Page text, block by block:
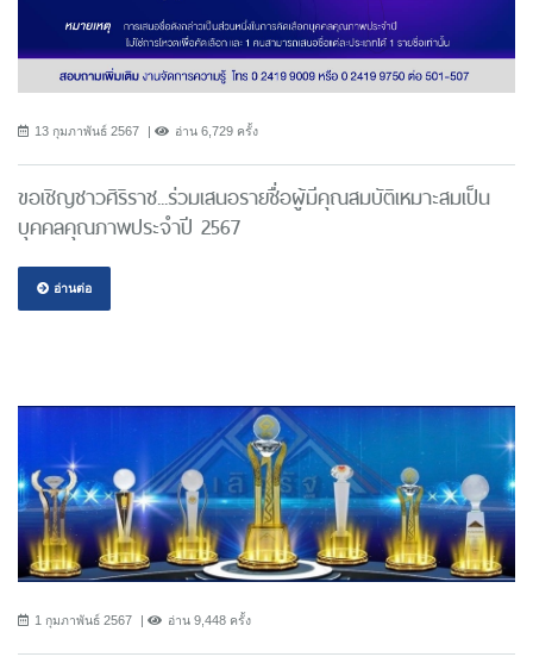
13 กุมภาพันธ์ 2567 อ่าน 6,729 ครั้ง
ขอเชิญชาวศิริราช...ร่วมเสนอรายชื่อผู้มีคุณสมบัติเหมาะสมเป็น
บุคคลคุณภาพประจำปี 2567
อ่านต่อ
1 กุมภาพันธ์ 2567 อ่าน 9,448 ครั้ง